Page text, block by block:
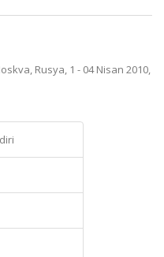
Rusya, 1 - 04 Nisan 2010,